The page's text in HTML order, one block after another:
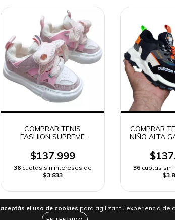
aceptás el uso de cookies para agilizar tu experiencia de
COMPRAR TENIS
FASHION SUPREME
ENVIO RAPIDO
$137.999
36 cuotas sin intereses de
$3.833
COMPRAR
NIÑO ALTA
36 cuotas sin